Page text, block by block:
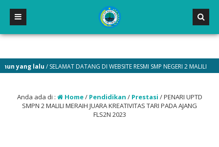
lalu/ SELAMAT DATANG DI WEBSITE RESMI SMP NEGERI 2 MALILI
Anda ada di : Home/ Pendidikan / Prestasi /PENARI UPTD
SMPN 2 MALILI MERAIH JUARA KREATIVITAS TARI PADA AJANG
FLS2N 2023